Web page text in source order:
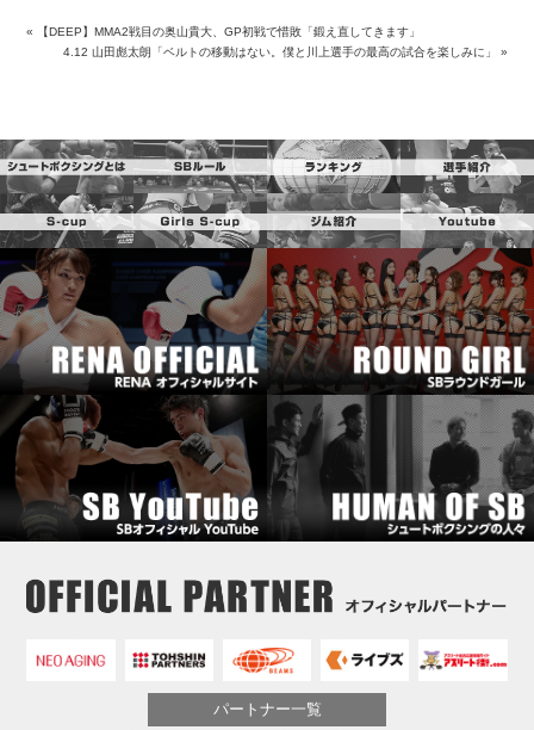
«
【DEEP】MMA2戦目の奥山貴大、GP初戦で惜敗「鍛え直してきます」
4.12 山田彪太朗「ベルトの移動はない。僕と川上選手の最高の試合を楽しみに」
»
パートナー一覧